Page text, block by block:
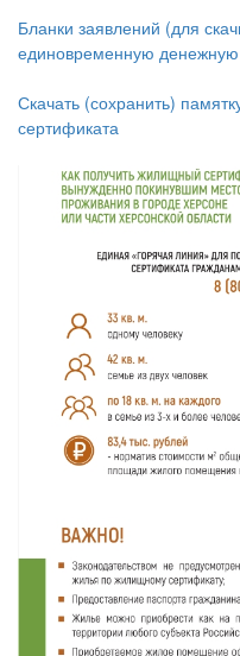
Бланки заявлений (для
единовременную д
Скачать (сохранить)
сертификата